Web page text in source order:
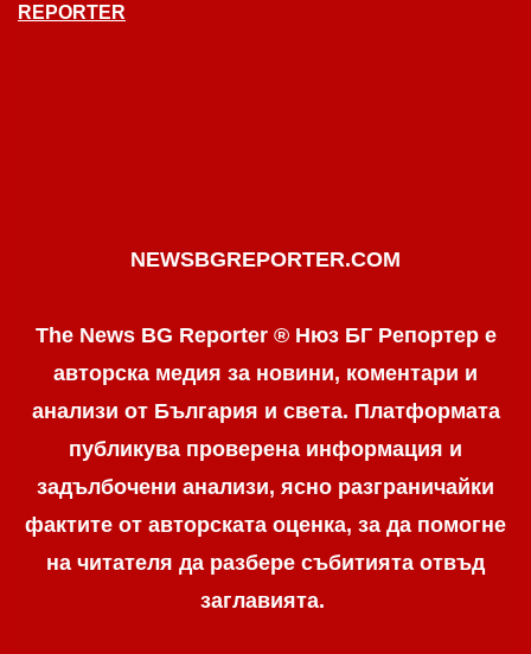
REPORTER
NEWSBGREPORTER.COM
The News BG Reporter ® Нюз БГ Репортер е
авторска медия за новини, коментари и
анализи от България и света. Платформата
публикува проверена информация и
задълбочени анализи, ясно разграничaйки
фактите от авторската оценка, за да помогне
на читателя да разбере събитията отвъд
заглавията.